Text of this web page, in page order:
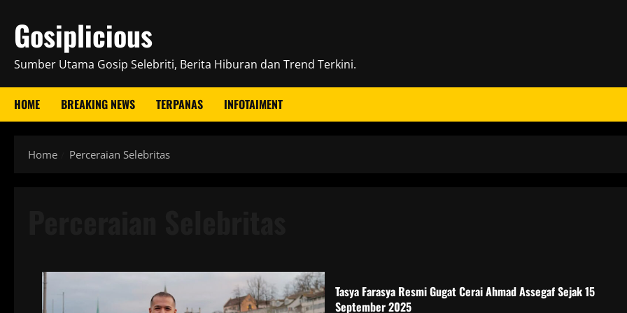
content
Gosiplicious
Sumber Utama Gosip Selebriti, Berita Hiburan dan Trend Terkini.
HOME BREAKING NEWS TERPANAS INFOTAIMENT
Home Perceraian Selebritas
Tasya Farasya Resmi Gugat Cerai Ahmad Assegaf Sejak 15
September 2025